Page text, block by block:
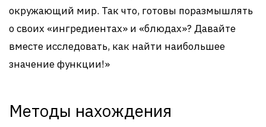
окружающий мир. Так что, готовы поразмышлять
о своих «ингредиентах» и «блюдах»? Давайте
вместе исследовать, как найти наибольшее
значение функции!»
Методы нахождения